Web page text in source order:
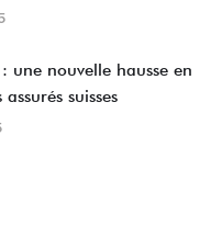
une nouvelle hausse en
suisses